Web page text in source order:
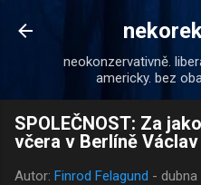
Přeskočit
neokonzervativně.
americky. bez
SPOLEČNOST: Za
včera v Berlíně Václav
Autor: Finrod Felagund - dubna